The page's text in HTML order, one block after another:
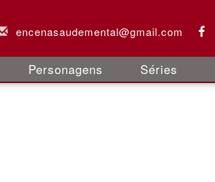
encenasaudemental@gmail.com
Personagens Séries